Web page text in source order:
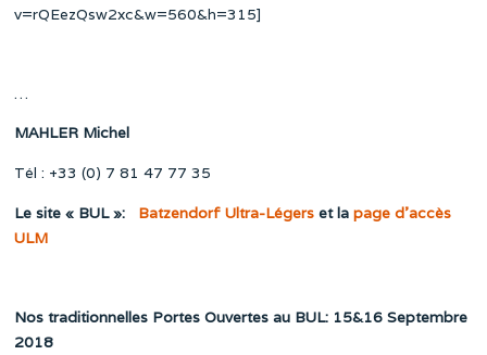
v=rQEezQsw2xc&w=560&h=315]
…
MAHLER Michel
Tél : +33 (0) 7 81 47 77 35
Le site « BUL »: Batzendorf Ultra-Légers et lapage d’accès
ULM
Nos traditionnelles Portes Ouvertes au BUL: 15&16 Septembre
2018